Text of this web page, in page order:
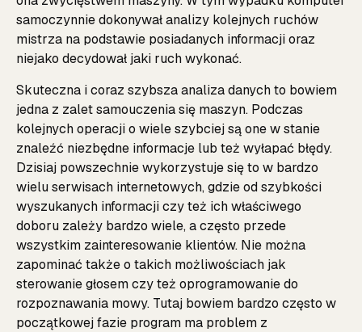
samoczynnie dokonywał analizy kolejnych ruchów
mistrza na podstawie posiadanych informacji oraz
niejako decydował jaki ruch wykonać.
Skuteczna i coraz szybsza analiza danych to bowiem
jedna z zalet samouczenia się maszyn. Podczas
kolejnych operacji o wiele szybciej są one w stanie
znaleźć niezbędne informacje lub też wyłapać błędy.
Dzisiaj powszechnie wykorzystuje się to w bardzo
wielu serwisach internetowych, gdzie od szybkości
wyszukanych informacji czy też ich właściwego
doboru zależy bardzo wiele, a często przede
wszystkim zainteresowanie klientów. Nie można
zapominać także o takich możliwościach jak
sterowanie głosem czy też oprogramowanie do
rozpoznawania mowy. Tutaj bowiem bardzo często w
początkowej fazie program ma problem z